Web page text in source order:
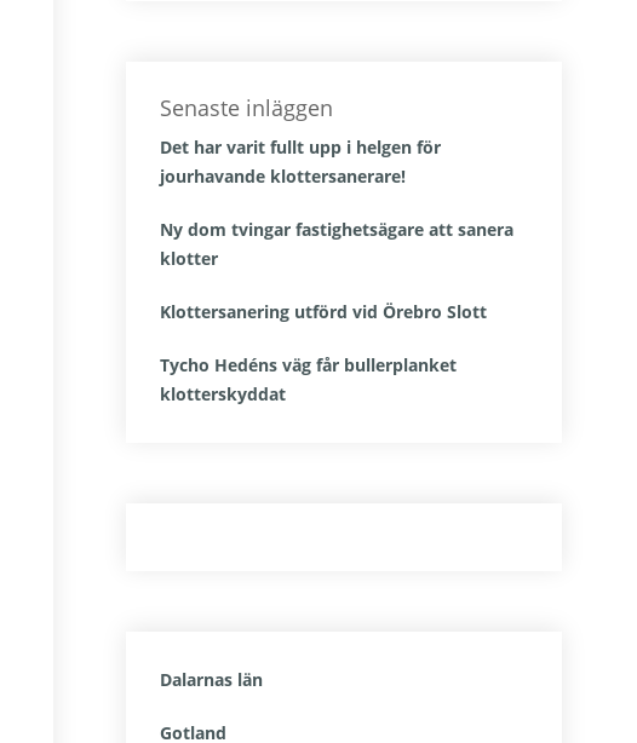
Senaste inläggen
Det har varit fullt upp i helgen för
jourhavande klottersanerare!
Ny dom tvingar fastighetsägare att sanera
klotter
Klottersanering utförd vid Örebro Slott
Tycho Hedéns väg får bullerplanket
klotterskyddat
Dalarnas län
Gotland